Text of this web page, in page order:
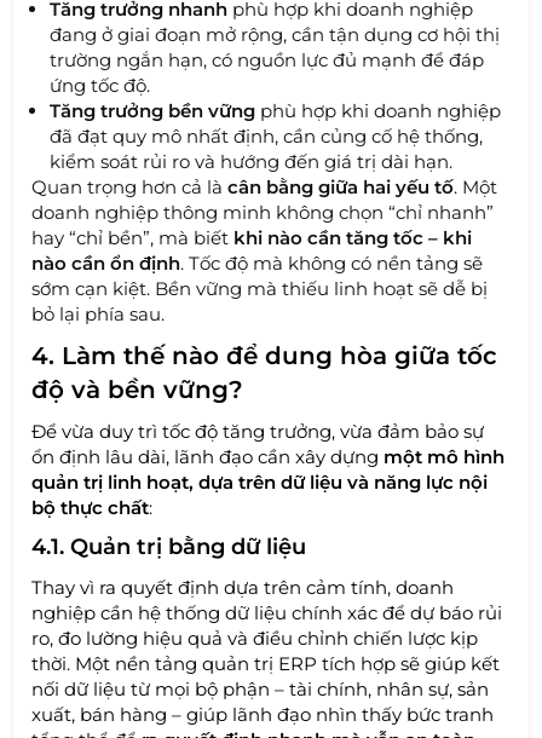
Tăng trưởng nhanh phù hợp khi doanh nghiệp
đang ở giai đoạn mở rộng, cần tận dụng cơ hội thị
trường ngắn hạn, có nguồn lực đủ mạnh để đáp
ứng tốc độ.
Tăng trưởng bền vững phù hợp khi doanh nghiệp
đã đạt quy mô nhất định, cần củng cố hệ thống,
kiểm soát rủi ro và hướng đến giá trị dài hạn.
Quan trọng hơn cả làcân bằng giữa hai yếu tố. Một
doanh nghiệp thông minh không chọn “chỉ nhanh”
hay “chỉ bền”, mà biết khi nào cần tăng tốc – khi
nào cần ổn định. Tốc độ mà không có nền tảng sẽ
sớm cạn kiệt. Bền vững mà thiếu linh hoạt sẽ dễ bị
bỏ lại phía sau.
4. Làm thế nào để dung hòa giữa tốc
độ và bền vững?
Để vừa duy trì tốc độ tăng trưởng, vừa đảm bảo sự
ổn định lâu dài, lãnh đạo cần xây dựng một mô hình
quản trị linh hoạt, dựa trên dữ liệu và năng lực nội
bộ thực chất:
4.1. Quản trị bằng dữ liệu
Thay vì ra quyết định dựa trên cảm tính, doanh
nghiệp cần hệ thống dữ liệu chính xác để dự báo rủi
ro, đo lường hiệu quả và điều chỉnh chiến lược kịp
thời. Một nền tảng quản trị ERP tích hợp sẽ giúp kết
nối dữ liệu từ mọi bộ phận – tài chính, nhân sự, sản
xuất, bán hàng – giúp lãnh đạo nhìn thấy bức tranh